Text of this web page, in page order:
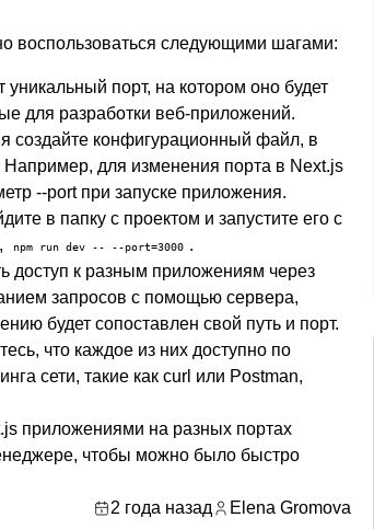
воспользоваться следующими шагами:
порт, на котором оно будет
для разработки веб-приложений.
создайте конфигурационный файл, в
Например, для изменения порта в Next.js
--port при запуске приложения.
в папку с проектом и запустите его с
npm run dev -- --port=3000 .
доступ к разным приложениям через
запросов с помощью сервера,
будет сопоставлен свой путь и порт.
что каждое из них доступно по
сети, такие как curl или Postman,
приложениями на разных портах
чтобы можно было быстро
2 года назад
Elena Gromova